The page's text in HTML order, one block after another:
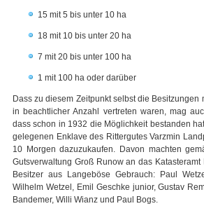
15 mit 5 bis unter 10 ha
18 mit 10 bis unter 20 ha
7 mit 20 bis unter 100 ha
1 mit 100 ha oder darüber
Dass zu diesem Zeitpunkt selbst die Besitzungen
in beachtlicher Anzahl vertreten waren, mag
dass schon in 1932 die Möglichkeit bestanden
gelegenen Enklave des Rittergutes Varzmin
10 Morgen dazuzukaufen. Davon machten
Gutsverwaltung Groß Runow an das
Besitzer aus Langeböse Gebrauch: Paul
Wilhelm Wetzel, Emil Geschke junior, Gustav
Bandemer, Willi Wianz und Paul Bogs.